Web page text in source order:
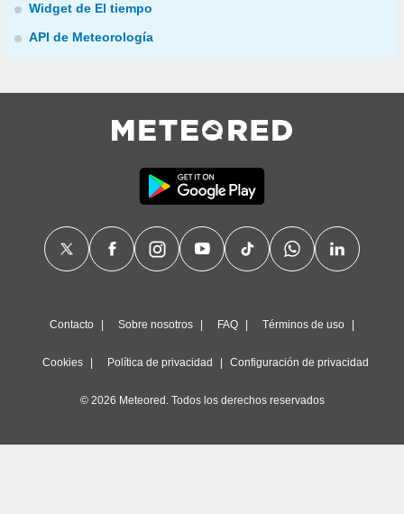
Widget de El tiempo
API de Meteorología
Contacto Sobre nosotros FAQ Términos de uso
Cookies Política de privacidad Configuración de privacidad
© 2026 Meteored. Todos los derechos reservados